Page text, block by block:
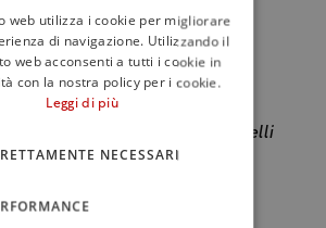
dell’azienda OrOlio dei fratelli
Renzo)
che utilizza
web utilizza i cookie per migliorare
di navigazione. Utilizzando il
web acconsenti a tutti i cookie in
con la nostra policy per i cookie.
Leggi di più
NECESSARI